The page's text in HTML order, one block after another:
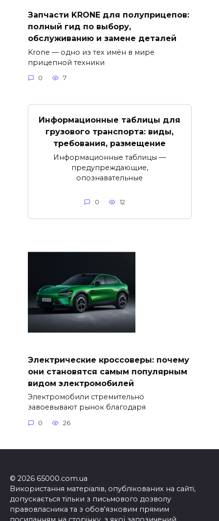
Запчасти KRONE для полуприцепов:
полный гид по выбору,
обслуживанию и замене деталей
Krone — одно из тех имён в мире
прицепной техники
0 7
Информационные таблицы для
грузового транспорта: виды,
требования, размещение
Информационные таблицы —
предупреждающие,
опознавательные
0 12
Электрические кроссоверы: почему
они становятся самым популярным
видом электромобилей
Электромобили стремительно
завоевывают рынок благодаря
0 26
© 2026 65000.com.ua
Використання матеріалів, опублікованих на сайті,
допускається тільки з письмового дозволу
правовласника та з обов'язковим прямим